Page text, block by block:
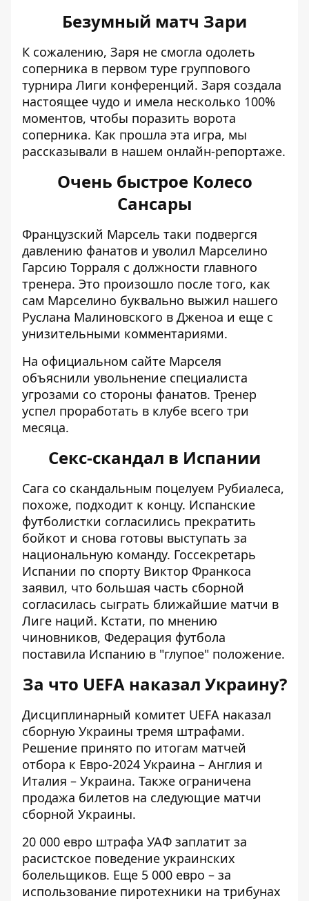
Безумный матч Зари
К сожалению, Заря не смогла одолеть
соперника в первом туре группового
турнира Лиги конференций. Заря создала
настоящее чудо и имела несколько 100%
моментов, чтобы поразить ворота
соперника. Как прошла эта игра, мы
рассказывали в нашем онлайн-репортаже.
Очень быстрое Колесо
Сансары
Французский Марсель таки подвергся
давлению фанатов и уволил Марселино
Гарсию Торраля с должности главного
тренера. Это произошло после того, как
сам Марселино буквально выжил нашего
Руслана Малиновского в Дженоа и еще с
унизительными комментариями.
На официальном сайте Марселя
объяснили увольнение специалиста
угрозами со стороны фанатов. Тренер
успел проработать в клубе всего три
месяца.
Секс-скандал в Испании
Сага со скандальным поцелуем Рубиалеса,
похоже, подходит к концу. Испанские
футболистки согласились прекратить
бойкот и снова готовы выступать за
национальную команду. Госсекретарь
Испании по спорту Виктор Франкоса
заявил, что большая часть сборной
согласилась сыграть ближайшие матчи в
Лиге наций. Кстати, по мнению
чиновников, Федерация футбола
поставила Испанию в "глупое" положение.
За что UEFA наказал Украину?
Дисциплинарный комитет UEFA наказал
сборную Украины тремя штрафами.
Решение принято по итогам матчей
отбора к Евро-2024 Украина – Англия и
Италия – Украина. Также ограничена
продажа билетов на следующие матчи
сборной Украины.
20 000 евро штрафа УАФ заплатит за
расистское поведение украинских
болельщиков. Еще 5 000 евро – за
использование пиротехники на трибунах